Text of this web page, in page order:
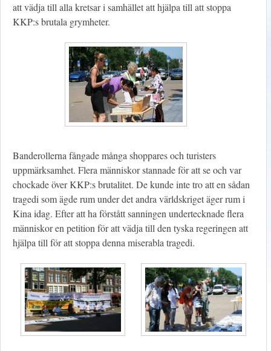
att vädja till alla kretsar i samhället att hjälpa till att stoppa
KKP:s brutala grymheter.
Banderollerna fångade många shoppares och turisters
uppmärksamhet. Flera människor stannade för att se och var
chockade över KKP:s brutalitet. De kunde inte tro att en sådan
tragedi som ägde rum under det andra världskriget äger rum i
Kina idag. Efter att ha förstått sanningen undertecknade flera
människor en petition för att vädja till den tyska regeringen att
hjälpa till för att stoppa denna miserabla tragedi.